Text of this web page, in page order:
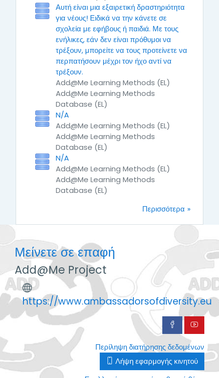
Αυτή είναι μια εξαιρετική δραστηριότητα
για νέους! Ειδικά να την κάνετε σε
σχολεία με εφήβους ή παιδιά. Με τους
ενήλικες, εάν δεν είναι πρόθυμοι να
τρέξουν, μπορείτε να τους προτείνετε να
περπατήσουν μέχρι τον ήχο αντί να
τρέξουν.
Add@Me Learning Methods (EL)
Add@Me Learning Methods
Database (EL)
N/A
Add@Me Learning Methods (EL)
Add@Me Learning Methods
Database (EL)
N/A
Add@Me Learning Methods (EL)
Add@Me Learning Methods
Database (EL)
Περισσότερα
Μείνετε σε επαφή
Add@Me Project
https://www.ambassadorsofdiversity.eu
Περίληψη διατήρησης δεδομένων
Λήψη εφαρμογής κινητού